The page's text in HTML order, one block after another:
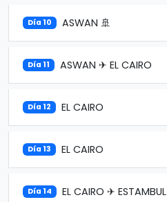
Día 10 ASWAN 🚢
Día 11 ASWAN ✈ EL CAIRO
Día 12 EL CAIRO
Día 13 EL CAIRO
Día 14 EL CAIRO ✈ ESTAMBUL